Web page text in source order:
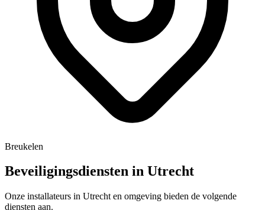
Breukelen
Beveiligingsdiensten in Utrecht
Onze installateurs in Utrecht en omgeving bieden de volgende
diensten aan.